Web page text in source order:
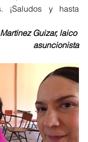
¡Saludos y hasta
Guizar, laico
asuncionista